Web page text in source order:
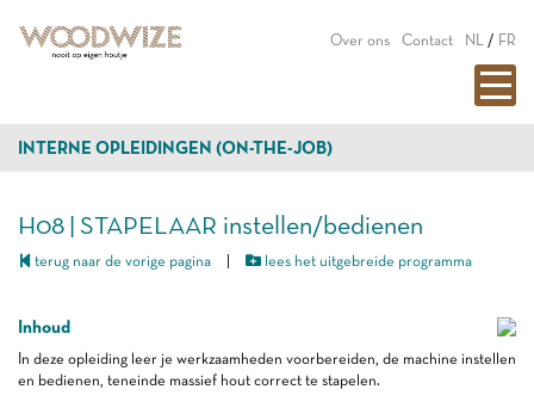
Over ons Contact NL / FR
INTERNE OPLEIDINGEN (ON-THE-JOB)
H08 | STAPELAAR instellen/bedienen
terug naar de vorige pagina lees het uitgebreide programma
Inhoud
In deze opleiding leer je werkzaamheden voorbereiden, de machine instellen
en bedienen, teneinde massief hout correct te stapelen.